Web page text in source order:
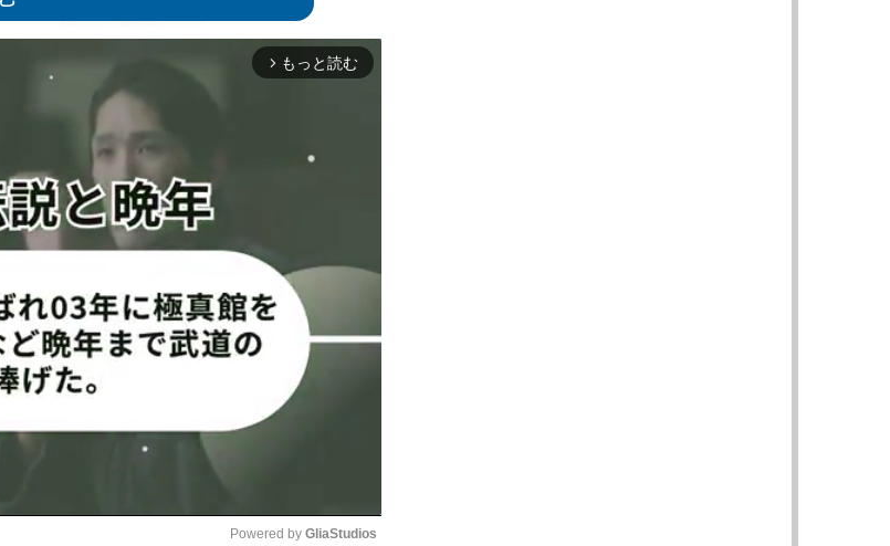
サウナで減量するカラーノ
(@ginajcarano)
arrow_forward_ios もっと読む
Powered by GliaStudios